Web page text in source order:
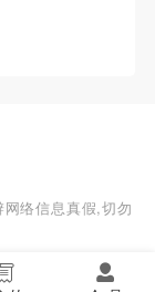
络信息真假,切勿